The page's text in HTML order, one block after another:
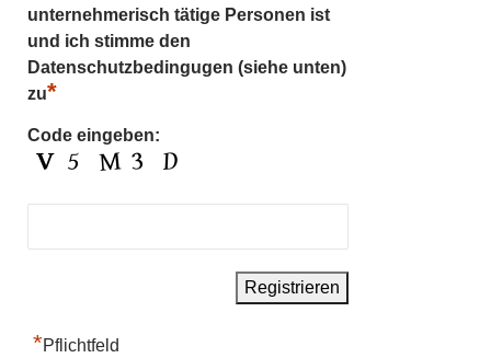
unternehmerisch tätige Personen ist
und ich stimme den
Datenschutzbedingugen (siehe unten)
zu*
Code eingeben:
*Pflichtfeld